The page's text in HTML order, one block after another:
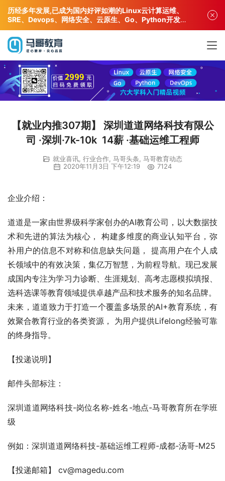
【就业内推307期】 深圳道道网络科技有限公
司 ·深圳·7k-10k 14薪 ·基础运维工程师
就业喜讯 行业合作 马哥头条 马哥教育动态
2020年11月3日 下午12:19
7124
企业介绍：
道道是一家由世界级科学家创办的AI教育公司，以大数据技
术和先进的算法为核心， 构建多维度的商业认知平台，弥
补用户的信息不对称和信息缺失问题， 提高用户在个人成
长领域中的有效决策，集亿万智慧，为前程导航。现已发展
成国内专注为学习力诊断、生涯规划、高考志愿模拟填报、
选科选课等教育领域提供卓越产品和技术服务的知名品牌。
未来，道道致力于打造一个覆盖多场景的AI+教育系统，有
效聚合教育行业的各类资源， 为用户提供Lifelong经验可靠
的终身指导。
【投递说明】
邮件头部标注：
深圳道道网络科技-岗位名称-姓名-地点-马哥教育所在学班
级
例如：深圳道道网络科技-基础运维工程师-成都-汤哥-M25
【投递邮箱】 cv@magedu.com
历经多年发展,已成为国内好评如潮的Linux云计算运维、
SRE、Devops、网络安全、云原生、Go、Python开发专
业人才培训机构!